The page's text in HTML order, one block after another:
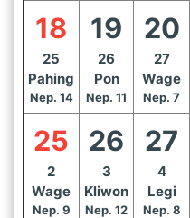
18
25
Pahing
Nep. 14
19
26
Pon
Nep. 11
20
27
Wage
Nep. 7
25
2
Wage
Nep. 9
26
3
Kliwon
Nep. 12
27
4
Legi
Nep. 8